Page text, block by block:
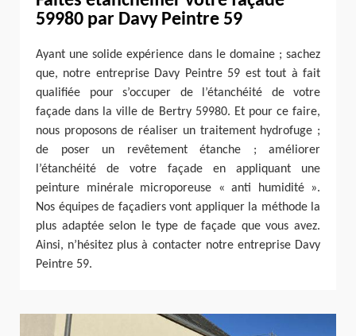
59980 par Davy Peintre 59
Ayant une solide expérience dans le domaine ; sachez
que, notre entreprise Davy Peintre 59 est tout à fait
qualifiée pour s’occuper de l’étanchéité de votre
façade dans la ville de Bertry 59980. Et pour ce faire,
nous proposons de réaliser un traitement hydrofuge ;
de poser un revêtement étanche ; améliorer
l’étanchéité de votre façade en appliquant une
peinture minérale microporeuse « anti humidité ».
Nos équipes de façadiers vont appliquer la méthode la
plus adaptée selon le type de façade que vous avez.
Ainsi, n’hésitez plus à contacter notre entreprise Davy
Peintre 59.